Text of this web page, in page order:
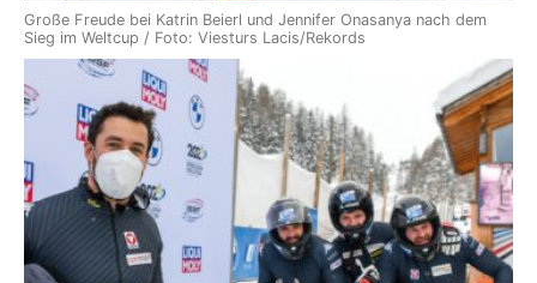
Große Freude bei Katrin Beierl und Jennifer Onasanya nach dem
Sieg im Weltcup / Foto: Viesturs Lacis/Rekords